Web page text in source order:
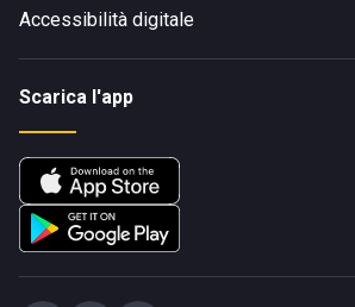
Accessibilità digitale
Scarica l'app